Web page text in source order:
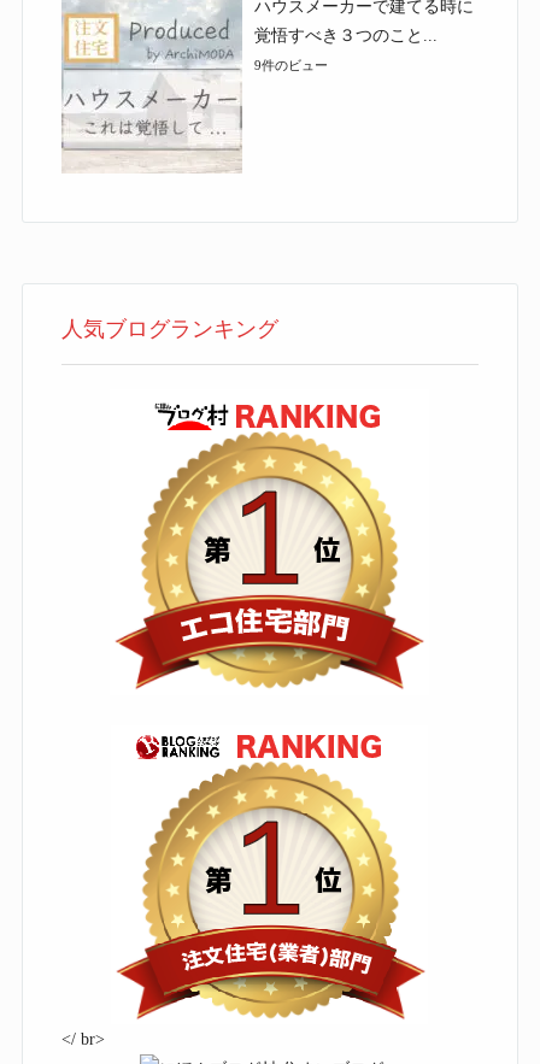
ハウスメーカーで建てる時に
覚悟すべき３つのこと...
9件のビュー
人気ブログランキング
</ br>